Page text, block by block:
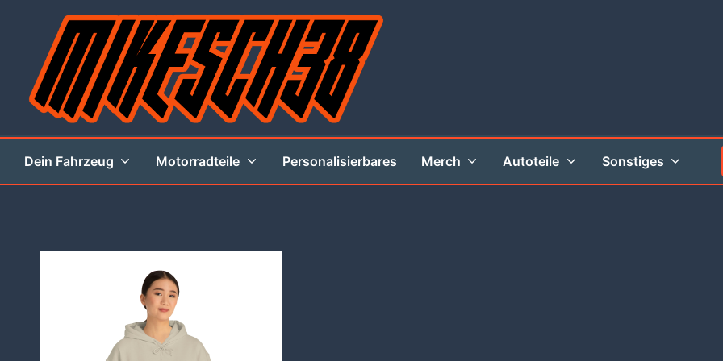
springen
MIKESCH38
Dein Fahrzeug Motorradteile Personalisierbares Merch Autoteile Sonstiges